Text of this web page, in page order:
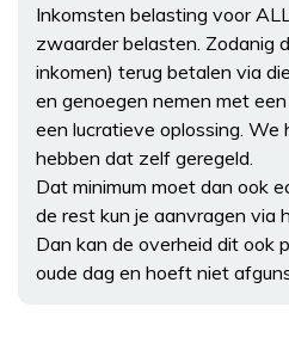
Inkomsten belasting voor
zwaarder belasten. Zodanig
inkomen) terug betalen via
en genoegen nemen met
een lucratieve oplossing.
hebben dat zelf geregeld.
Dat minimum moet dan ook
de rest kun je aanvragen via
Dan kan de overheid dit ook
oude dag en hoeft niet